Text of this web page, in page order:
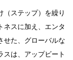
（ステップ）を繰り
ネスに加え、エンタ
せた、グローバルな
スは、アップビート